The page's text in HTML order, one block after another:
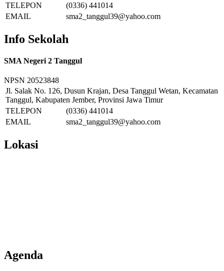
TELEPON
(0336) 441014
EMAIL
sma2_tanggul39@yahoo.com
Info Sekolah
SMA Negeri 2 Tanggul
NPSN 20523848
Jl. Salak No. 126, Dusun Krajan, Desa Tanggul Wetan, Kecamatan
Tanggul, Kabupaten Jember, Provinsi Jawa Timur
TELEPON
(0336) 441014
EMAIL
sma2_tanggul39@yahoo.com
Lokasi
Agenda